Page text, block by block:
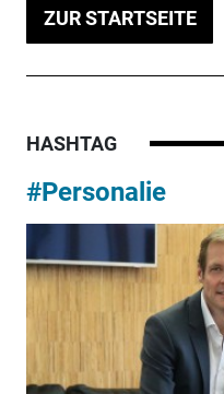
ZUR STARTSEITE
HASHTAG
#Personalie